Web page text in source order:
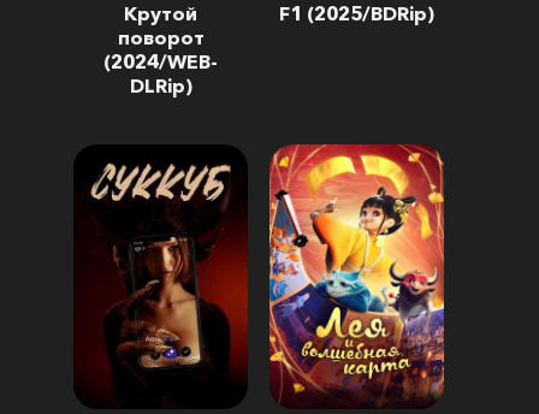
Крутой
поворот
(2024/WEB-
DLRip)
F1 (2025/BDRip)